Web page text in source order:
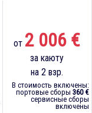
от 2 006 €
за каюту
на 2 взр.
В стоимость включены:
портовые сборы 360 €
сервисные сборы
включены